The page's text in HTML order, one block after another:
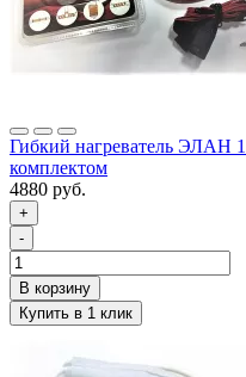
Гибкий нагреватель ЭЛАН
комплектом
4880 руб.
+
-